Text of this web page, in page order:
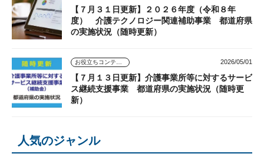
【７月３１日更新】２０２６年度（令和８年
度） 介護テクノロジー関連補助事業 都道府県
の実施状況（随時更新）
お役立ちコンテンツ 2026/05/01
【７月１３日更新】介護事業所等に対するサービ
ス継続支援事業 都道府県の実施状況（随時更
新）
人気のジャンル